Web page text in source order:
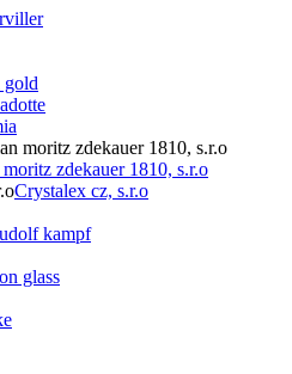
gold
zdekauer 1810, s.r.o
Crystalex cz, s.r.o
kampf
glass